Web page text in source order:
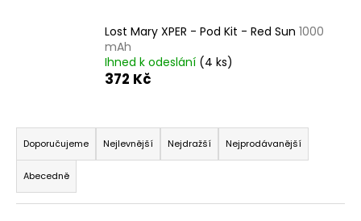
Lost Mary XPER - Pod Kit - Red Sun 1000
mAh
Ihned k odeslání (4 ks)
372 Kč
Ř
a
z
e
n
Doporučujeme Nejlevnější Nejdražší Nejprodávanější
Abecedně
o
p
o
r
u